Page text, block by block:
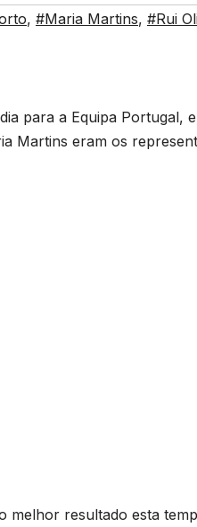
, #Maria Martins, #Rui
para a Equipa Portugal,
Martins eram os
melhor resultado esta